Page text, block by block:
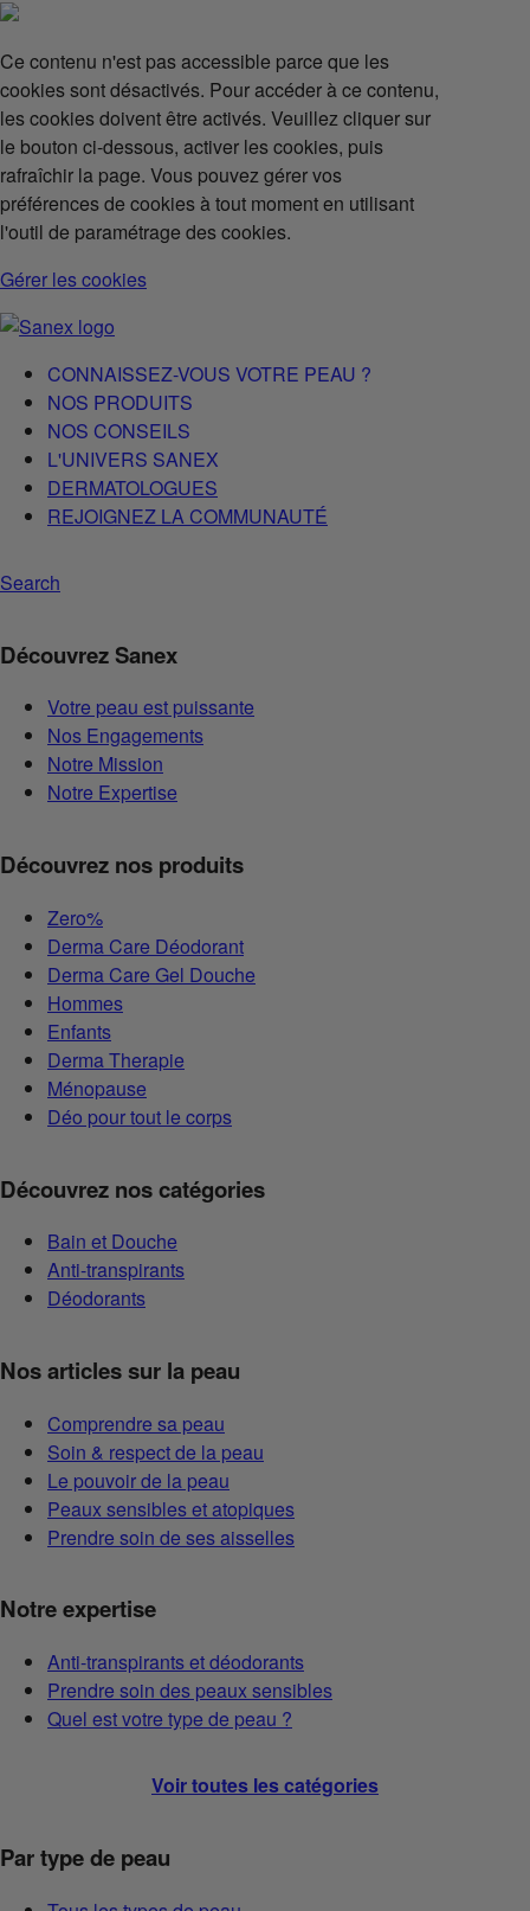
Ce contenu n'est pas accessible parce que les
cookies sont désactivés. Pour accéder à ce contenu,
les cookies doivent être activés. Veuillez cliquer sur
le bouton ci-dessous, activer les cookies, puis
rafraîchir la page. Vous pouvez gérer vos
préférences de cookies à tout moment en utilisant
l'outil de paramétrage des cookies.
Gérer les cookies
CONNAISSEZ-VOUS VOTRE PEAU ?
NOS PRODUITS
NOS CONSEILS
L'UNIVERS SANEX
DERMATOLOGUES
REJOIGNEZ LA COMMUNAUTÉ
Search
Découvrez Sanex
Votre peau est puissante
Nos Engagements
Notre Mission
Notre Expertise
Découvrez nos produits
Zero%
Derma Care Déodorant
Derma Care Gel Douche
Hommes
Enfants
Derma Therapie
Ménopause
Déo pour tout le corps
Découvrez nos catégories
Bain et Douche
Anti-transpirants
Déodorants
Nos articles sur la peau
Comprendre sa peau
Soin & respect de la peau
Le pouvoir de la peau
Peaux sensibles et atopiques
Prendre soin de ses aisselles
Notre expertise
Anti-transpirants et déodorants
Prendre soin des peaux sensibles
Quel est votre type de peau ?
Voir toutes les catégories
Par type de peau